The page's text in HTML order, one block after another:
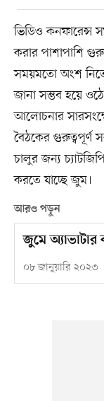
ভিডিও কনফারেন্স
করার পাশাপাশি
সময়মতো অংশ
জানা সম্ভব হয়ে
আলোচনার
বৈঠকের গুরুত্বপূর্ণ
চালুর জন্য
করতে যাচ্ছে জুম।
আরও পড়ুন
জুমে অ্যাভাটার
০৮ জানুয়ারি ২০২৩